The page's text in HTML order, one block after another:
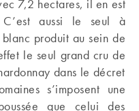
7,2 hectares, il en est
aussi le seul à
produit au sein de
le seul grand cru de
dans le décret
s’imposent une
que celui des